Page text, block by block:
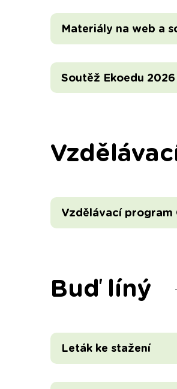
Materiály na web a
Soutěž Ekoedu 2026
Vzdělávací program
Buď líný
Leták ke stažení